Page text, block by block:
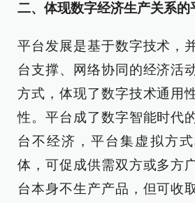
二、体现数字经济生产关系的
平台发展是基于数字技术，
台支撑、网络协同的经济活
方式，体现了数字技术通用
性。平台成了数字智能时代
台不经济，平台集虚拟方
体，可促成供需双方或多方
台本身不生产产品，但可收